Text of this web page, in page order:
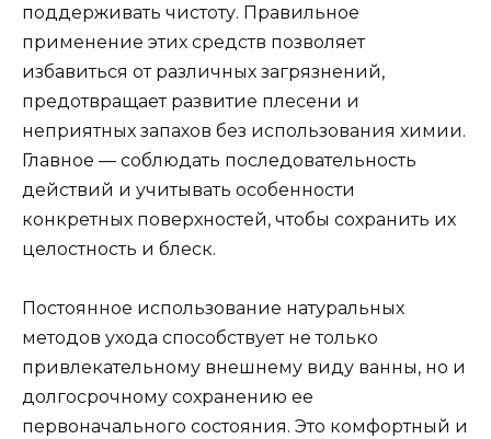
поддерживать чистоту. Правильное
применение этих средств позволяет
избавиться от различных загрязнений,
предотвращает развитие плесени и
неприятных запахов без использования химии.
Главное — соблюдать последовательность
действий и учитывать особенности
конкретных поверхностей, чтобы сохранить их
целостность и блеск.
Постоянное использование натуральных
методов ухода способствует не только
привлекательному внешнему виду ванны, но и
долгосрочному сохранению ее
первоначального состояния. Это комфортный и